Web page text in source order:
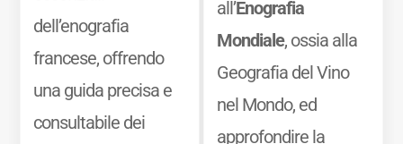
dell’enografia
francese, offrendo
una guida precisa e
consultabile dei
all’Enografia
Mondiale, ossia alla
Geografia del Vino
nel Mondo, ed
approfondire la